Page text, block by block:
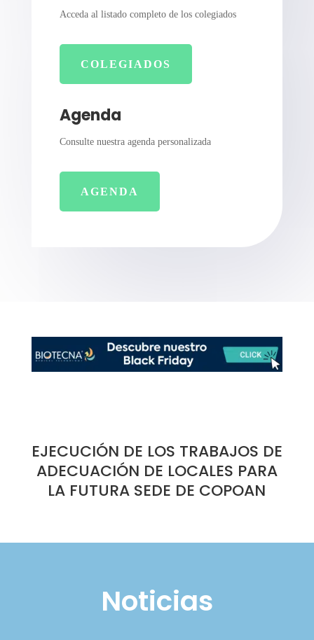
Acceda al listado completo de los colegiados
COLEGIADOS
Agenda
Consulte nuestra agenda personalizada
AGENDA
EJECUCIÓN DE LOS TRABAJOS DE
ADECUACIÓN DE LOCALES PARA
LA FUTURA SEDE DE COPOAN
Noticias